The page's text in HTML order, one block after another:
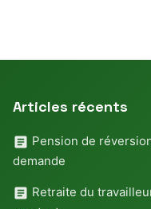
Articles récents
Pension de
demande
Retraite du